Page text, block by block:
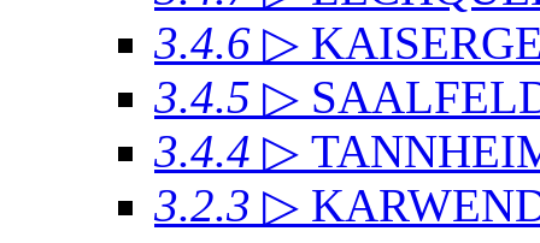
3.4.6 ▷
3.4.5 ▷
3.4.4 ▷
3.2.3 ▷